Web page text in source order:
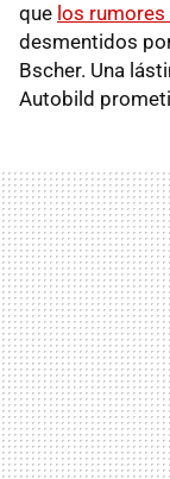
que los
desmentidos
Bscher. Una
Autobild